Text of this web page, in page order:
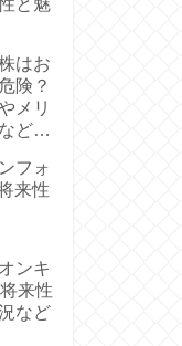
と魅
はお
険？
メリ
ど解
フォ
来性
ンキ
来性
など